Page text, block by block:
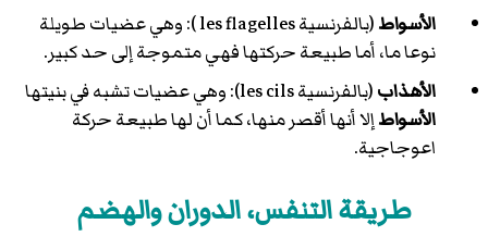
الأسواط
(بالفرنسية les flagelles ): وهي عضيات طويلة
نوعا ما، أما طبيعة حركتها فهي متموجة إلى حد كبير.
الأهذاب(بالفرنسية les cils): وهي عضيات تشبه في بنيتها
الأسواطإلا أنها أقصر منها، كما أن لها طبيعة حركة
اعوجاجية.
طريقة التنفس، الدوران والهضم